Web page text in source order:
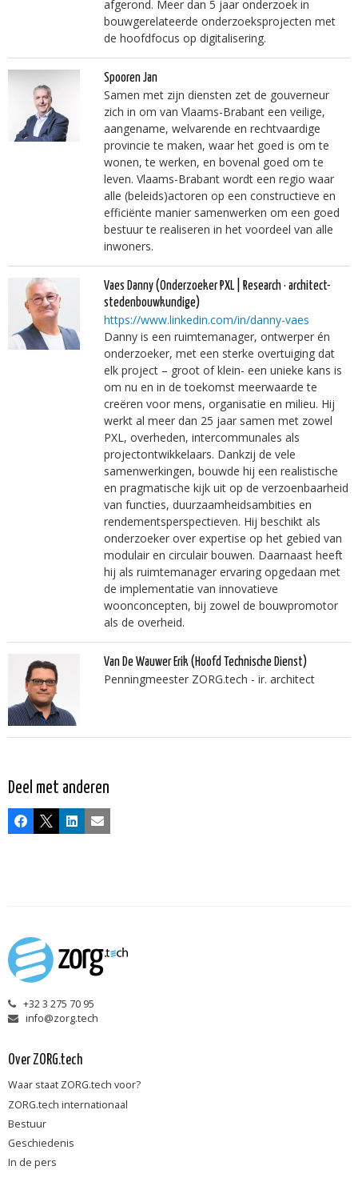
afgerond. Meer dan 5 jaar onderzoek in
bouwgerelateerde onderzoeksprojecten met
de hoofdfocus op digitalisering.
Spooren Jan
Samen met zijn diensten zet de gouverneur
zich in om van Vlaams-Brabant een veilige,
aangename, welvarende en rechtvaardige
provincie te maken, waar het goed is om te
wonen, te werken, en bovenal goed om te
leven. Vlaams-Brabant wordt een regio waar
alle (beleids)actoren op een constructieve en
efficiënte manier samenwerken om een goed
bestuur te realiseren in het voordeel van alle
inwoners.
Vaes Danny (Onderzoeker PXL | Research · architect-
stedenbouwkundige)
https://www.linkedin.com/in/danny-vaes
Danny is een ruimtemanager, ontwerper én
onderzoeker, met een sterke overtuiging dat
elk project – groot of klein- een unieke kans is
om nu en in de toekomst meerwaarde te
creëren voor mens, organisatie en milieu. Hij
werkt al meer dan 25 jaar samen met zowel
PXL, overheden, intercommunales als
projectontwikkelaars. Dankzij de vele
samenwerkingen, bouwde hij een realistische
en pragmatische kijk uit op de verzoenbaarheid
van functies, duurzaamheidsambities en
rendementsperspectieven. Hij beschikt als
onderzoeker over expertise op het gebied van
modulair en circulair bouwen. Daarnaast heeft
hij als ruimtemanager ervaring opgedaan met
de implementatie van innovatieve
woonconcepten, bij zowel de bouwpromotor
als de overheid.
Van De Wauwer Erik (Hoofd Technische Dienst)
Penningmeester ZORG.tech - ir. architect
Deel met anderen
Facebook
X LinkedInE-mail
+32 3 275 70 95
info@zorg.tech
Over ZORG.tech
Waar staat ZORG.tech voor?
ZORG.tech internationaal
Bestuur
Geschiedenis
In de pers